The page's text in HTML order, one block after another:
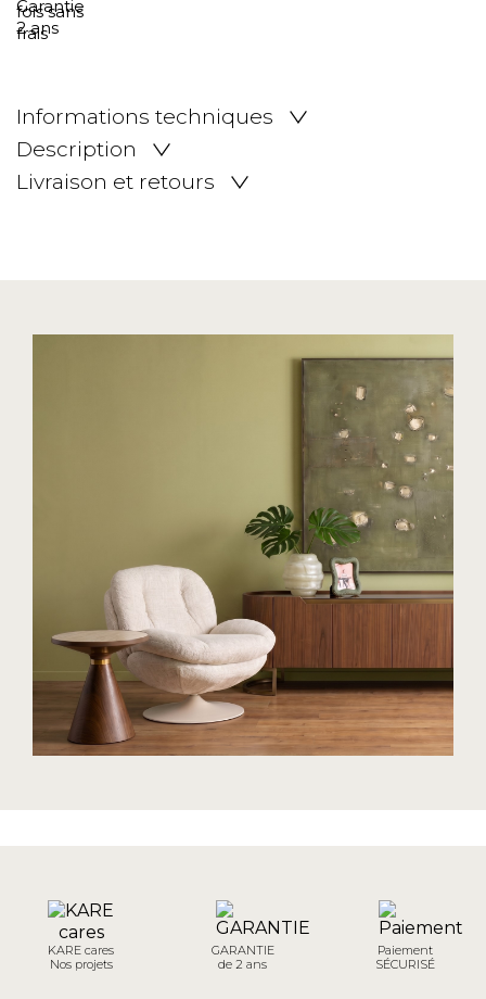
Informations techniques
Description
Livraison et retours
KARE cares
Nos projets
GARANTIE
de 2 ans
Paiement
SÉCURISÉ